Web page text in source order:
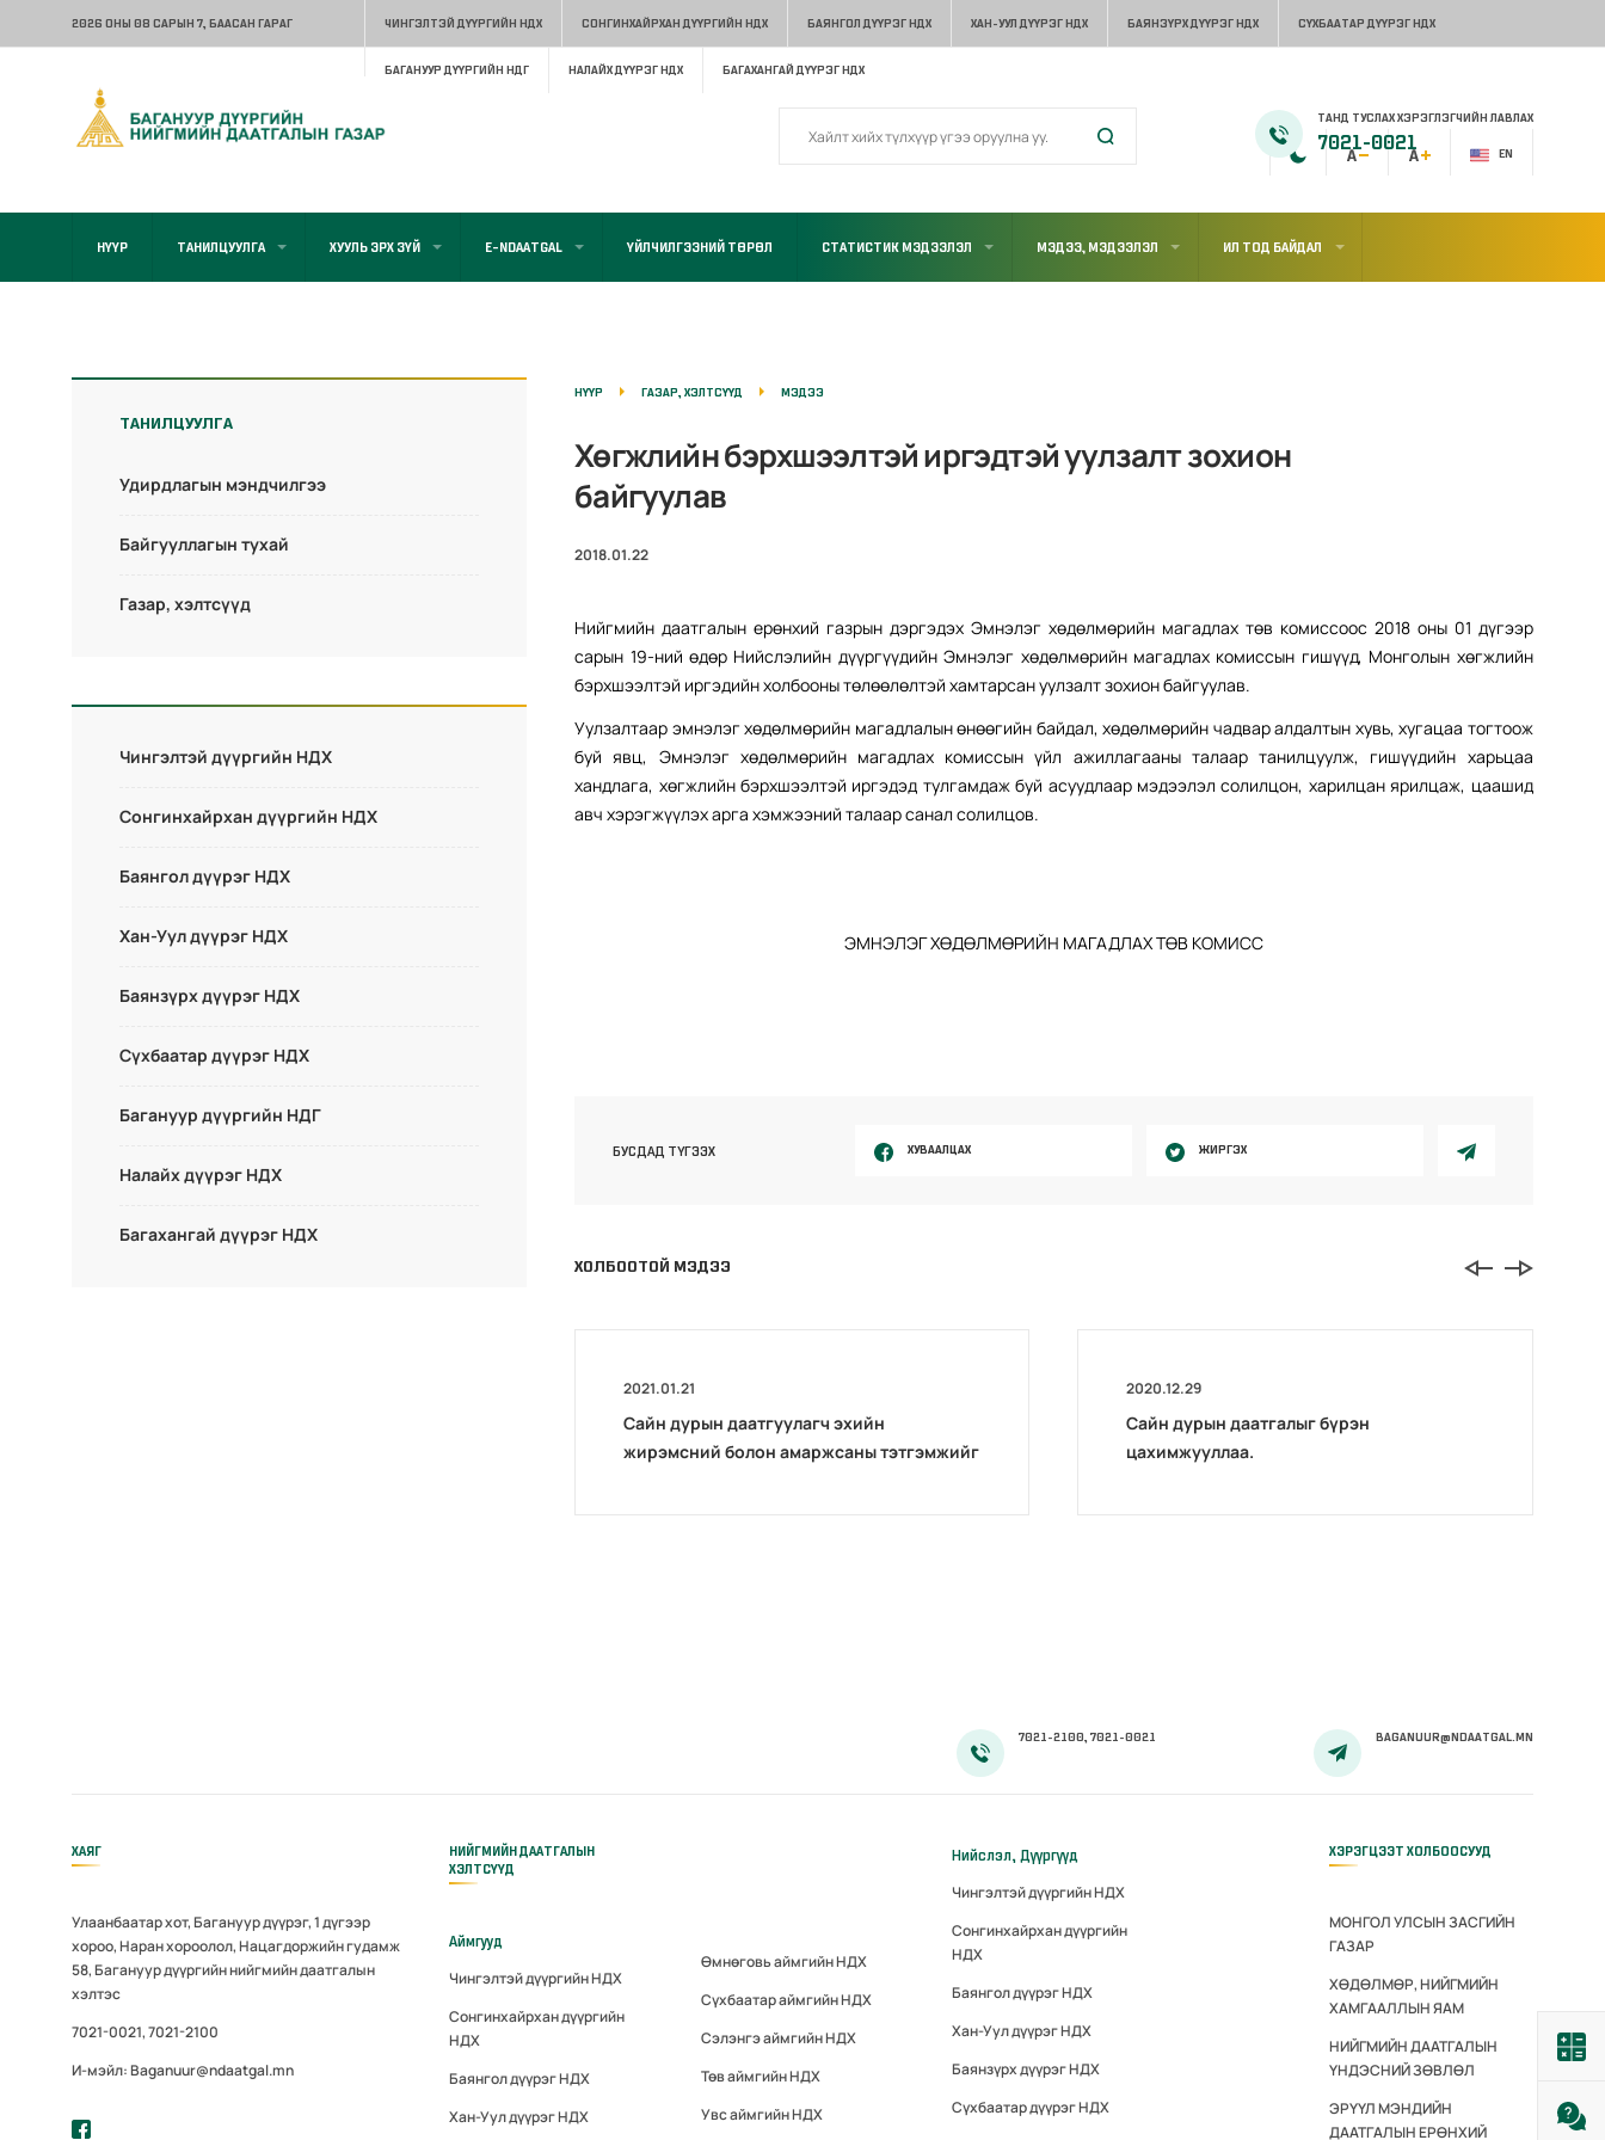
2026 ОНЫ 08 САРЫН 7, БААСАН ГАРАГ ЧИНГЭЛТЭЙ ДҮҮРГИЙН НДХ СОНГИНХАЙРХАН ДҮҮРГИЙН НДХ БАЯНГОЛ ДҮҮРЭГ НДХ ХАН-УУЛ ДҮҮРЭГ НДХ БАЯНЗҮРХ ДҮҮРЭГ НДХ СҮХБААТАР ДҮҮРЭГ НДХ
БАГАНУУР ДҮҮРГИЙН НДГ НАЛАЙХ ДҮҮРЭГ НДХ БАГАХАНГАЙ ДҮҮРЭГ НДХ
EN
ТАНД ТУСЛАХ ХЭРЭГЛЭГЧИЙН ЛАВЛАХ
7021-0021
НҮҮР ТАНИЛЦУУЛГА ХУУЛЬ ЭРХ ЗҮЙ E-NDAATGAL ҮЙЛЧИЛГЭЭНИЙ ТӨРӨЛ СТАТИСТИК МЭДЭЭЛЭЛ МЭДЭЭ, МЭДЭЭЛЭЛ ИЛ ТОД БАЙДАЛ
ТАНИЛЦУУЛГА
Удирдлагын мэндчилгээ
Байгууллагын тухай
Газар, хэлтсүүд
Чингэлтэй дүүргийн НДХ
Сонгинхайрхан дүүргийн НДХ
Баянгол дүүрэг НДХ
Хан-Уул дүүрэг НДХ
Баянзүрх дүүрэг НДХ
Сүхбаатар дүүрэг НДХ
Багануур дүүргийн НДГ
Налайх дүүрэг НДХ
Багахангай дүүрэг НДХ
НҮҮР ГАЗАР, ХЭЛТСҮҮД МЭДЭЭ
Хөгжлийн бэрхшээлтэй иргэдтэй уулзалт зохион
байгуулав
2018.01.22
Нийгмийн даатгалын ерөнхий газрын дэргэдэх Эмнэлэг хөдөлмөрийн магадлах төв комиссоос 2018 оны 01 дүгээр
сарын 19-ний өдөр Нийслэлийн дүүргүүдийн Эмнэлэг хөдөлмөрийн магадлах комиссын гишүүд, Монголын хөгжлийн
бэрхшээлтэй иргэдийн холбооны төлөөлөлтэй хамтарсан уулзалт зохион байгуулав.
Уулзалтаар эмнэлэг хөдөлмөрийн магадлалын өнөөгийн байдал, хөдөлмөрийн чадвар алдалтын хувь, хугацаа тогтоож
буй явц, Эмнэлэг хөдөлмөрийн магадлах комиссын үйл ажиллагааны талаар танилцуулж, гишүүдийн харьцаа
хандлага, хөгжлийн бэрхшээлтэй иргэдэд тулгамдаж буй асуудлаар мэдээлэл солилцон, харилцан ярилцаж, цаашид
авч хэрэгжүүлэх арга хэмжээний талаар санал солилцов.
ЭМНЭЛЭГ ХӨДӨЛМӨРИЙН МАГАДЛАХ ТӨВ КОМИСС
БУСДАД ТҮГЭЭХ ХУВААЛЦАХ ЖИРГЭХ
ХОЛБООТОЙ МЭДЭЭ
2021.01.21
Сайн дурын даатгуулагч эхийн
жирэмсний болон амаржсаны тэтгэмжийг
2020.12.29
Сайн дурын даатгалыг бүрэн
цахимжууллаа.
7021-2100, 7021-0021 BAGANUUR@NDAATGAL.MN
ХАЯГ
Улаанбаатар хот, Багануур дүүрэг, 1 дүгээр
хороо, Наран хороолол, Нацагдоржийн гудамж
58, Багануур дүүргийн нийгмийн даатгалын
хэлтэс
7021-0021, 7021-2100
И-мэйл: Baganuur@ndaatgal.mn
НИЙГМИЙН ДААТГАЛЫН
ХЭЛТСҮҮД
Аймгууд
Чингэлтэй дүүргийн НДХ
Сонгинхайрхан дүүргийн
НДХ
Баянгол дүүрэг НДХ
Хан-Уул дүүрэг НДХ
Өмнөговь аймгийн НДХ
Сүхбаатар аймгийн НДХ
Сэлэнгэ аймгийн НДХ
Төв аймгийн НДХ
Увс аймгийн НДХ
Нийслэл, Дүүргүүд
Чингэлтэй дүүргийн НДХ
Сонгинхайрхан дүүргийн
НДХ
Баянгол дүүрэг НДХ
Хан-Уул дүүрэг НДХ
Баянзүрх дүүрэг НДХ
Сүхбаатар дүүрэг НДХ
ХЭРЭГЦЭЭТ ХОЛБООСУУД
МОНГОЛ УЛСЫН ЗАСГИЙН
ГАЗАР
ХӨДӨЛМӨР, НИЙГМИЙН
ХАМГААЛЛЫН ЯАМ
НИЙГМИЙН ДААТГАЛЫН
ҮНДЭСНИЙ ЗӨВЛӨЛ
ЭРҮҮЛ МЭНДИЙН
ДААТГАЛЫН ЕРӨНХИЙ